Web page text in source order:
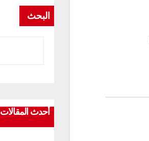
البحث
أحدث المقالات